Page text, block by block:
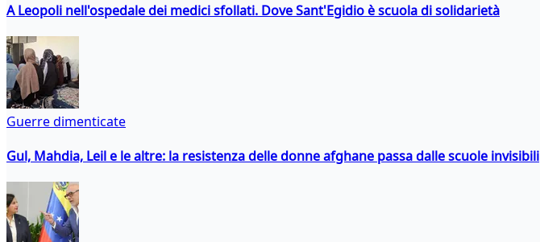
A Leopoli nell'ospedale dei medici sfollati. Dove Sant'Egidio è scuola di solidarietà
Guerre dimenticate
Gul, Mahdia, Leil e le altre: la resistenza delle donne afghane passa dalle scuole invisibili